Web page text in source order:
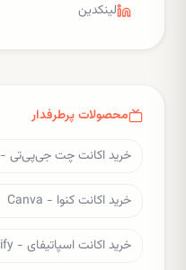
لینکدین
محصولات پرطرفدار
خرید اکانت چت جی‌پی‌تی - Chat GPT
خرید اکانت کنوا - Canva
خرید اکانت اسپاتیفای - Spotify